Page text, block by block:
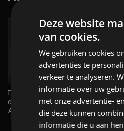
De Renault Twingo heeft een
opvallende snelheidsmeter! -
AutoRAI TV
Deze website
van cookies.
We gebruiken cookies
advertenties te
verkeer te analyseren.
informatie over uw
met onze advertentie-
die deze kunnen
informatie die u aan